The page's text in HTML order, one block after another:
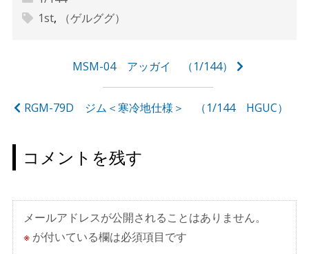
1st, （ゲルググ）
ナ
ゲ
ー
シ
ョ
ン
MSM-04 アッガイ （1/144）
RGM-79D ジム＜寒冷地仕様＞ （1/144 HGUC）
コメントを残す
メールアドレスが公開されることはありません。
※が付いている欄は必須項目です